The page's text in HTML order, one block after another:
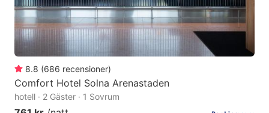
8.8 (686 recensioner)
Comfort Hotel Solna Arenastaden
hotell · 2 Gäster · 1 Sovrum